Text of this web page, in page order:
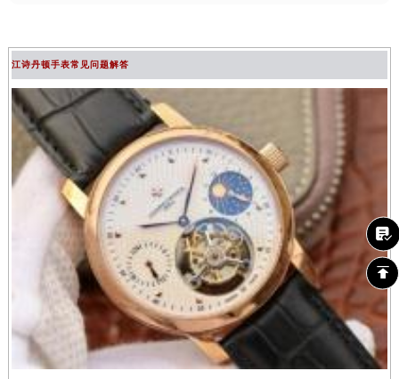
江诗丹顿手表常见问题解答